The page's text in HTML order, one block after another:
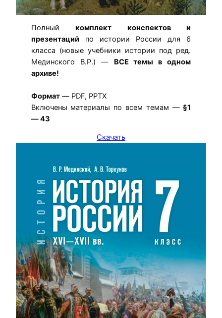
Полныйкомплект конспектов и
презентаций по истории России для 6
класса (новые учебники истории под ред.
Мединского В.Р.) — ВСЕ темы в одном
архиве!
Формат— PDF, PPTX
Включены материалы по всем темам —§1
— 43
Скачать